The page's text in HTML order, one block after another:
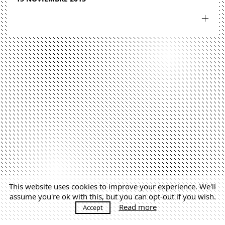
This website uses cookies to improve your experience. We'll
assume you're ok with this, but you can opt-out if you wish.
Accept Read more